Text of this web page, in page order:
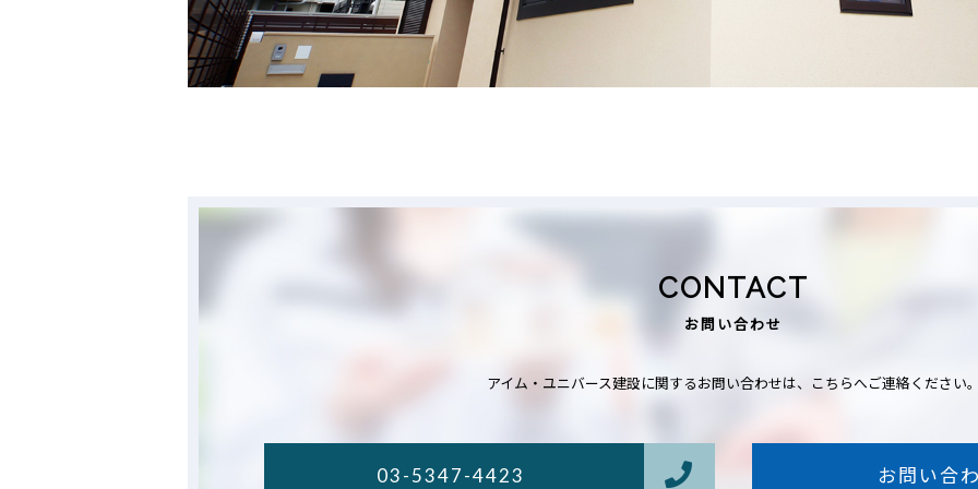
CONTACT
お問い合わせ
アイム・ユニバース建設に関するお問い合わせは、こちらへご連絡ください
03-5347-4423 お問い合